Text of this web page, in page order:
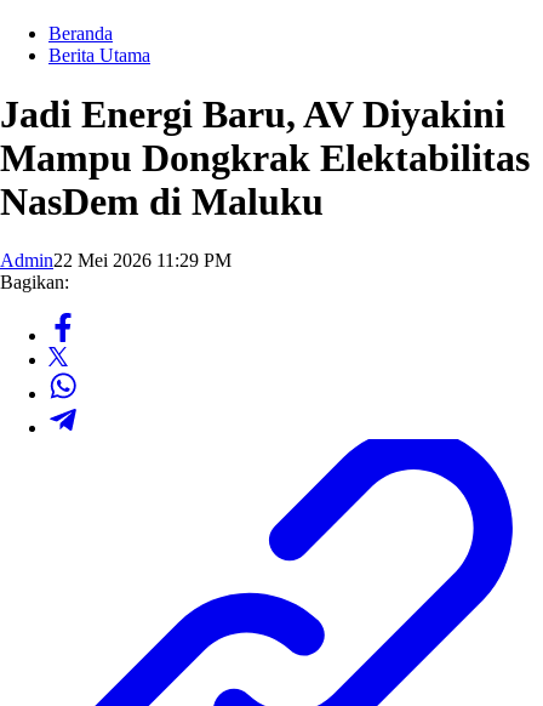
Beranda
Berita Utama
Jadi Energi Baru, AV Diyakini
Mampu Dongkrak Elektabilitas
NasDem di Maluku
Admin22 Mei 2026 11:29 PM
Bagikan: